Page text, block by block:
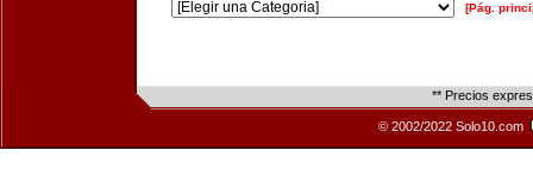
[Pág.
** Precios
© 2002/2022 Solo10.com